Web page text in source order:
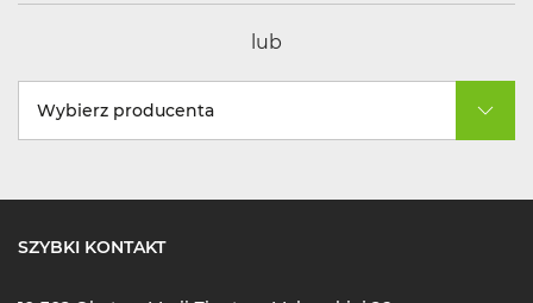
lub
Wybierz producenta
SZYBKI KONTAKT